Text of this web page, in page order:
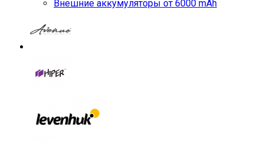
Внешние аккумуляторы от 6000 mAh